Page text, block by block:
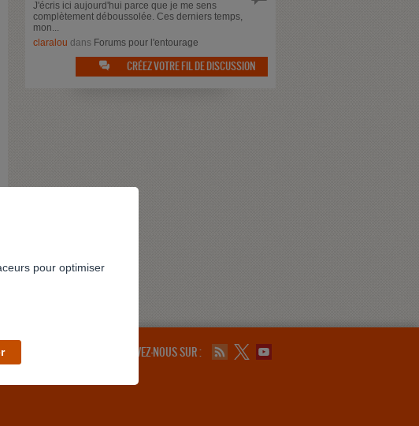
J'écris ici aujourd'hui parce que je me sens
complètement déboussolée. Ces derniers temps,
mon...
claralou dans Forums pour l'entourage
 CRÉEZ VOTRE FIL DE DISCUSSION
SUIVEZ-NOUS SUR :
pour optimiser